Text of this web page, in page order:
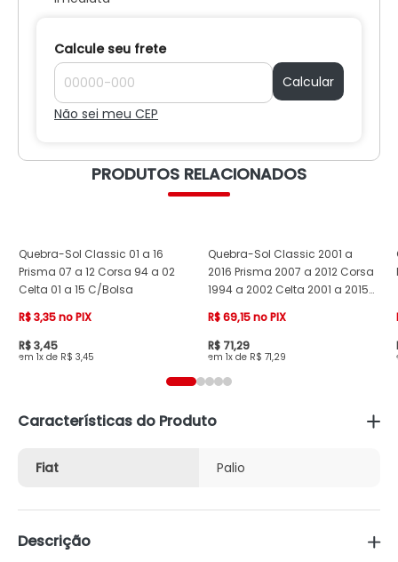
Calcule seu frete
Calcular
Não sei meu CEP
Quebra-Sol Classic 01 a 16
Prisma 07 a 12 Corsa 94 a 02
Celta 01 a 15 C/Bolsa
R$ 3,35 no PIX
R$ 3,45
1x de R$ 3,45
Quebra-Sol Classic 2001 a
2016 Prisma 2007 a 2012 Corsa
1994 a 2002 Celta 2001 a 2015
R$ 69,15 no PIX
R$ 71,29
1x de R$ 71,29
PRODUTOS RELACIONADOS
Características do Produto
Fiat Palio
Descrição